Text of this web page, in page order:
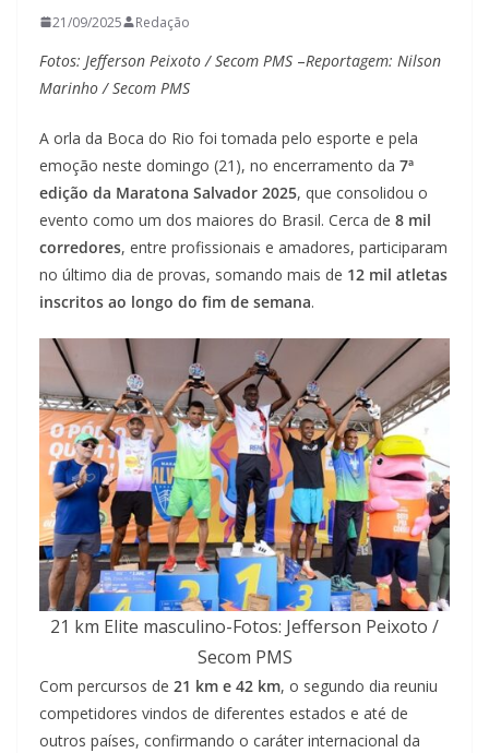
21/09/2025 Redação
Fotos: Jefferson Peixoto / Secom PMS –Reportagem: Nilson
Marinho / Secom PMS
A orla da Boca do Rio foi tomada pelo esporte e pela
emoção neste domingo (21), no encerramento da 7ª
edição da Maratona Salvador 2025, que consolidou o
evento como um dos maiores do Brasil. Cerca de 8 mil
corredores, entre profissionais e amadores, participaram
no último dia de provas, somando mais de 12 mil atletas
inscritos ao longo do fim de semana.
21 km Elite masculino-Fotos: Jefferson Peixoto /
Secom PMS
Com percursos de 21 km e 42 km, o segundo dia reuniu
competidores vindos de diferentes estados e até de
outros países, confirmando o caráter internacional da